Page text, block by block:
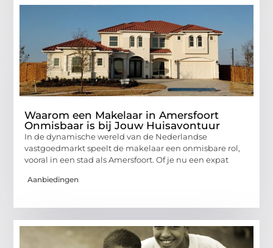
Waarom een Makelaar in Amersfoort
Onmisbaar is bij Jouw Huisavontuur
In de dynamische wereld van de Nederlandse
vastgoedmarkt speelt de makelaar een onmisbare rol,
vooral in een stad als Amersfoort. Of je nu een expat
Aanbiedingen